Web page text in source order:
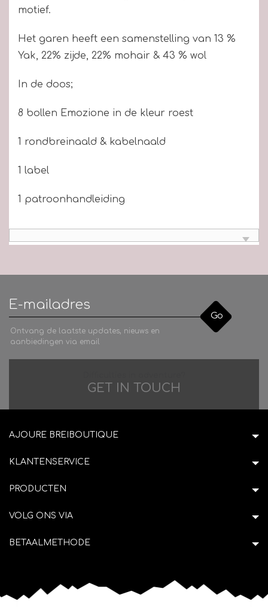
motief.
Het garen heeft een samenstelling van 13 %
Yak, 22% zijde, 22% mohair & 43 % wol
In de doos;
8 bollen Emozione in de kleur roest
1 rondbreinaald & kabelnaald
1 label
1 patroonhandleiding
Go
Ontvang de laatste updates, nieuws en
aanbiedingen via email
GET IN TOUCH
AJOURE BREIBOUTIQUE
KLANTENSERVICE
PRODUCTEN
VOLG ONS VIA
BETAALMETHODE